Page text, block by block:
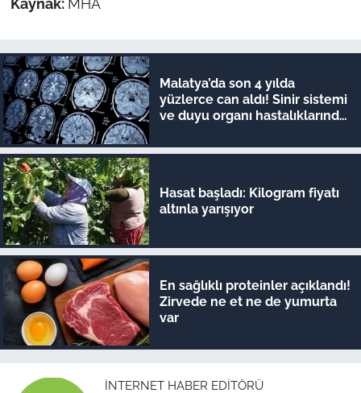
Kaynak: MHA
Malatya’da son 4 yılda
yüzlerce can aldı! Sinir sistemi
ve duyu organı hastalıklarında
Hasat başladı: Kilogram fiyatı
altınla yarışıyor
En sağlıklı proteinler açıklandı!
Zirvede ne et ne de yumurta
var
İNTERNET HABER EDITÖRÜ